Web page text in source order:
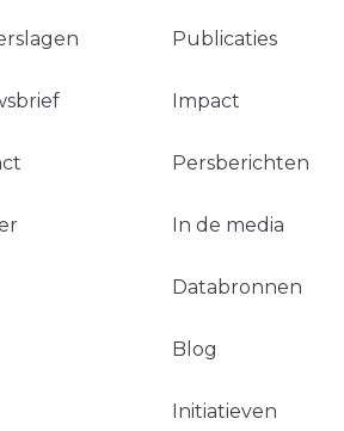
Publicaties
Impact
Persberichten
In de media
Databronnen
Blog
Initiatieven